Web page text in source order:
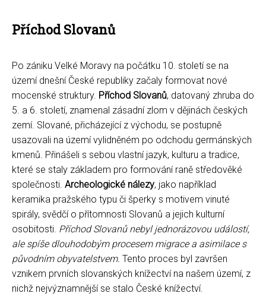
Příchod Slovanů
Po zániku Velké Moravy na počátku 10. století se na
území dnešní České republiky začaly formovat nové
mocenské struktury. Příchod Slovanů, datovaný zhruba do
5. a 6. století, znamenal zásadní zlom v dějinách českých
zemí. Slované, přicházející z východu, se postupně
usazovali na území vylidněném po odchodu germánských
kmenů. Přinášeli s sebou vlastní jazyk, kulturu a tradice,
které se staly základem pro formování raně středověké
společnosti. Archeologické nálezy, jako například
keramika pražského typu či šperky s motivem vinuté
spirály, svědčí o přítomnosti Slovanů a jejich kulturní
osobitosti. Příchod Slovanů nebyl jednorázovou událostí,
ale spíše dlouhodobým procesem migrace a asimilace s
původním obyvatelstvem. Tento proces byl završen
vznikem prvních slovanských knížectví na našem území, z
nichž nejvýznamnější se stalo České knížectví.